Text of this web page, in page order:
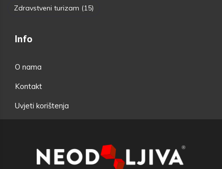
Zdravstveni turizam (15)
Info
O nama
Kontakt
Uvjeti korištenja